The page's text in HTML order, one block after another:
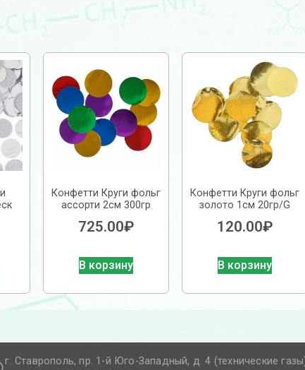
Конфетти Круги фольг
ассорти 2см 300гр
725.00₽
В корзину
Конфетти Круги фольг
золото 1см 20гр/G
120.00₽
В корзину
г. Ставрополь, пр. 1-й Юго-Западный, д. 4 (технические